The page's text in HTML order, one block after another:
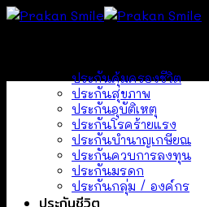
Skip
ประกันคุ้มครองชีวิต
ประกันสุขภาพ
ประกันอุบัติเหตุ
ประกันโรคร้ายแรง
ประกันบำนาญเกษียณ
ประกันควบการลงทุน
ประกันมรดก
ประกันกลุ่ม / องค์กร